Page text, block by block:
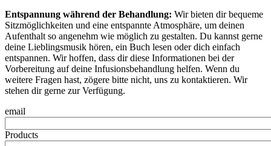
Entspannung während der Behandlung: Wir bieten dir bequeme
Sitzmöglichkeiten und eine entspannte Atmosphäre, um deinen
Aufenthalt so angenehm wie möglich zu gestalten. Du kannst gerne
deine Lieblingsmusik hören, ein Buch lesen oder dich einfach
entspannen. Wir hoffen, dass dir diese Informationen bei der
Vorbereitung auf deine Infusionsbehandlung helfen. Wenn du
weitere Fragen hast, zögere bitte nicht, uns zu kontaktieren. Wir
stehen dir gerne zur Verfügung.
email
Products